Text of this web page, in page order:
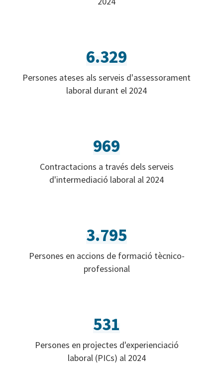
6.329
Persones ateses als serveis d'assessorament
laboral durant el 2024
969
Contractacions a través dels serveis
d'intermediació laboral al 2024
3.795
Persones en accions de formació tècnico-
professional
531
Persones en projectes d'experienciació
laboral (PICs) al 2024